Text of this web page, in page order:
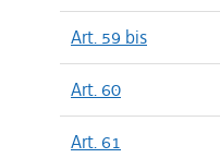
Art. 59 bis
Art. 60
Art. 61